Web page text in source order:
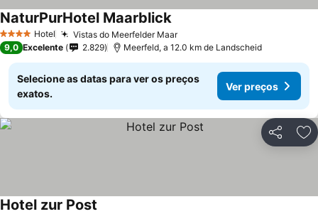
4 EstrelasHotel Vistas do Meerfelder Maar
NaturPurHotel Maarblick
9,0 Excelente 2.829 Meerfeld, a 12.0 km de Landscheid
Selecione as datas para ver os preços
exatos.
Ver preços
Partilhar
Hotel zur Post